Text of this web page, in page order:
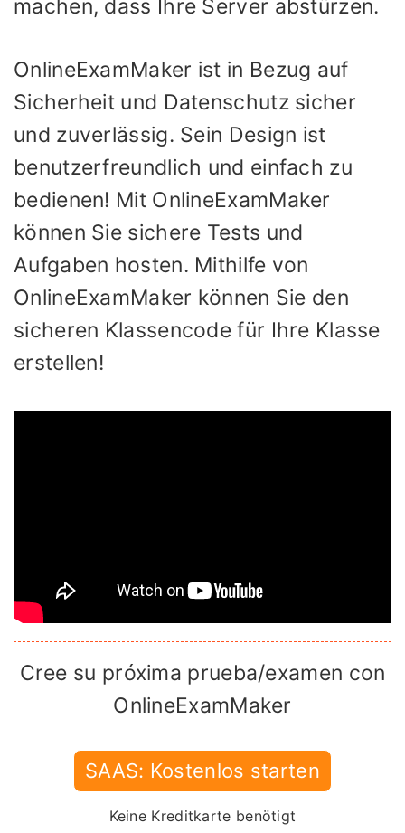
machen, dass Ihre Server abstürzen.
OnlineExamMaker ist in Bezug auf
Sicherheit und Datenschutz sicher
und zuverlässig. Sein Design ist
benutzerfreundlich und einfach zu
bedienen! Mit OnlineExamMaker
können Sie sichere Tests und
Aufgaben hosten. Mithilfe von
OnlineExamMaker können Sie den
sicheren Klassencode für Ihre Klasse
erstellen!
Cree su próxima prueba/examen con
OnlineExamMaker
SAAS: Kostenlos starten
Keine Kreditkarte benötigt